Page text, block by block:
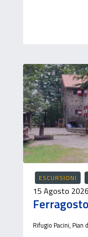
ESCURSIONI
15 Agosto 2026
Rifugio Pacini, Pian